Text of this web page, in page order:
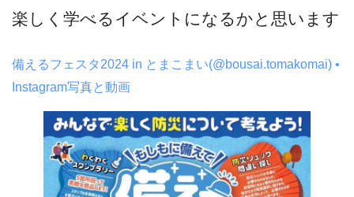
楽しく学べるイベントになるかと思います
備えるフェスタ2024 in とまこまい(@bousai.tomakomai) •
Instagram写真と動画